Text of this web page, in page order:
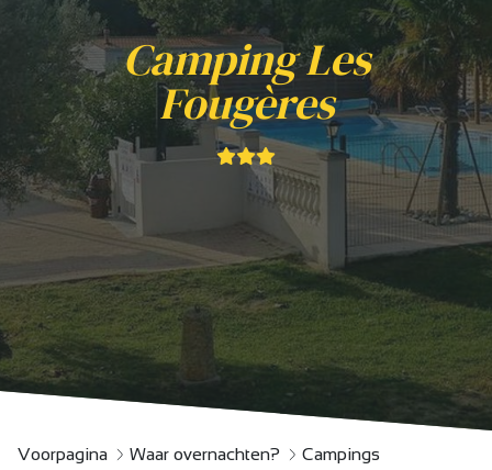
Camping Les
Fougères
Voorpagina Waar overnachten?
Campings